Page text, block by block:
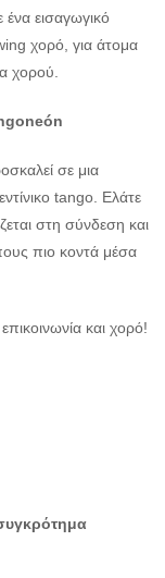
εισαγωγικό
χορό, για άτομα
χορού.
σε μια
tango. Ελάτε
στη σύνδεση και
πιο κοντά μέσα
και χορό!